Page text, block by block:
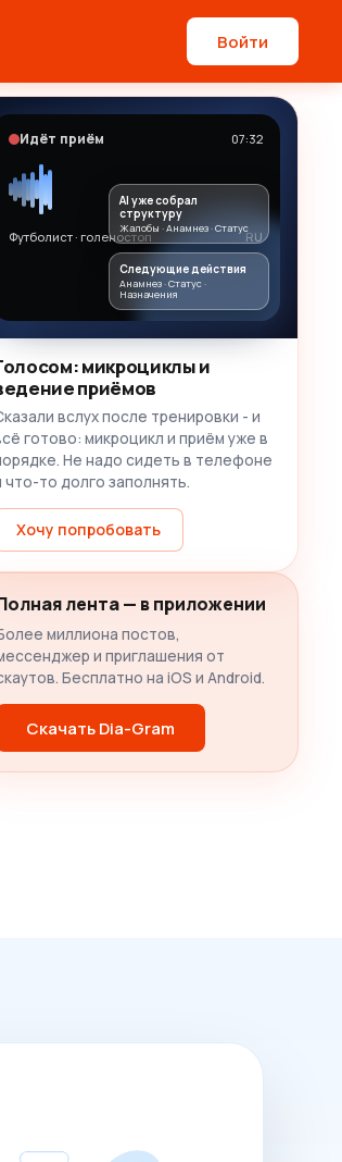
Войти
Идёт приём 07:32
Футболист · голеностоп RU
AI уже собрал
структуру
Жалобы · Анамнез · Статус
Следующие действия
Анамнез · Статус ·
Назначения
микроциклы и
приёмов
вслух после тренировки - и
готово: микроцикл и приём уже в
Не надо сидеть в телефоне
что-то долго заполнять.
Хочу попробовать
лента — в приложении
миллиона постов,
и приглашения от
Бесплатно на iOS и Android.
Скачать Dia-Gram